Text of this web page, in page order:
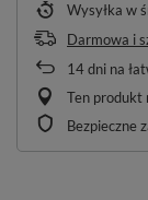
Wysyłka w
Darmowa i
14dni na
Ten produkt
Bezpieczne